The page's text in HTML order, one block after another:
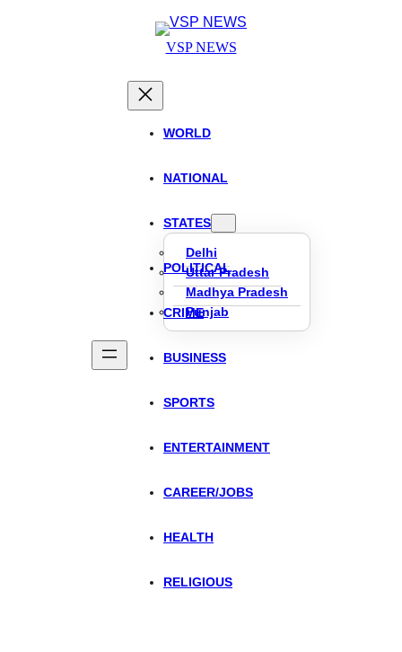
VSP NEWS
WORLD
NATIONAL
STATES
Delhi
Uttar Pradesh
Madhya Pradesh
Punjab
POLITICAL
CRIME
BUSINESS
SPORTS
ENTERTAINMENT
CAREER/JOBS
HEALTH
RELIGIOUS